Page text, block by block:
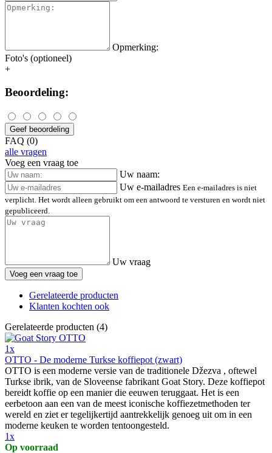
Opmerking:
Foto's (optioneel)
+
Beoordeling:
Geef beoordeling
FAQ (0)
alle vragen
Voeg een vraag toe
Uw naam:
Uw e-mailadres Een e-mailadres is niet
verplicht. Het wordt alleen gebruikt om een antwoord te versturen en wordt niet
gepubliceerd.
Uw vraag
Voeg een vraag toe
Gerelateerde producten
Klanten kochten ook
Gerelateerde producten (4)
1x
OTTO - De moderne Turkse koffiepot (zwart)
OTTO is een moderne versie van de traditionele Džezva , oftewel
Turkse ibrik, van de Sloveense fabrikant Goat Story. Deze koffiepot
bereidt koffie op een manier die eeuwen teruggaat. Het is een
eerbetoon aan een van de meest iconische koffiezetmethoden ter
wereld en ziet er tegelijkertijd aantrekkelijk genoeg uit om in een
moderne keuken te worden tentoongesteld.
1x
Op voorraad